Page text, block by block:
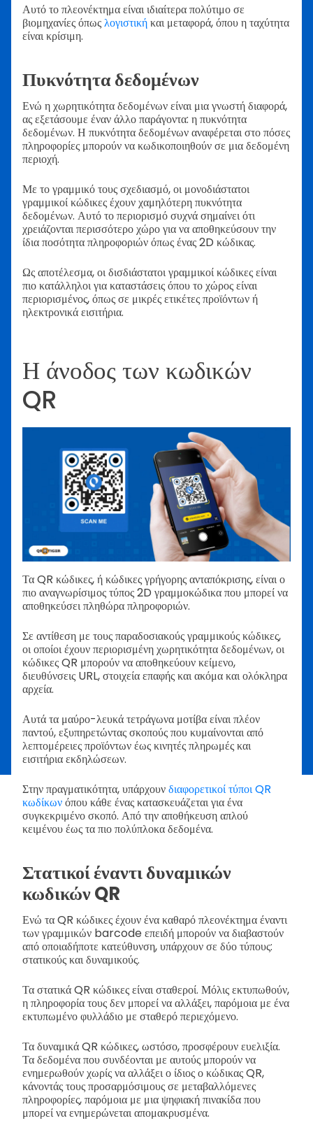
Αυτό το πλεονέκτημα είναι ιδιαίτερα πολύτιμο σε
βιομηχανίες όπωςλογιστικήκαι μεταφορά, όπου η ταχύτητα
είναι κρίσιμη.
Πυκνότητα δεδομένων
Ενώ η χωρητικότητα δεδομένων είναι μια γνωστή διαφορά,
ας εξετάσουμε έναν άλλο παράγοντα: η πυκνότητα
δεδομένων. Η πυκνότητα δεδομένων αναφέρεται στο πόσες
πληροφορίες μπορούν να κωδικοποιηθούν σε μια δεδομένη
περιοχή.
Με το γραμμικό τους σχεδιασμό, οι μονοδιάστατοι
γραμμικοί κώδικες έχουν χαμηλότερη πυκνότητα
δεδομένων. Αυτό το περιορισμό συχνά σημαίνει ότι
χρειάζονται περισσότερο χώρο για να αποθηκεύσουν την
ίδια ποσότητα πληροφοριών όπως ένας 2D κώδικας.
Ως αποτέλεσμα, οι δισδιάστατοι γραμμικοί κώδικες είναι
πιο κατάλληλοι για καταστάσεις όπου το χώρος είναι
περιορισμένος, όπως σε μικρές ετικέτες προϊόντων ή
ηλεκτρονικά εισιτήρια.
Η άνοδος των κωδικών
QR
Τα QR κώδικες, ή κώδικες γρήγορης ανταπόκρισης, είναι ο
πιο αναγνωρίσιμος τύπος 2D γραμμοκώδικα που μπορεί να
αποθηκεύσει πληθώρα πληροφοριών.
Σε αντίθεση με τους παραδοσιακούς γραμμικούς κώδικες,
οι οποίοι έχουν περιορισμένη χωρητικότητα δεδομένων, οι
κώδικες QR μπορούν να αποθηκεύουν κείμενο,
διευθύνσεις URL, στοιχεία επαφής και ακόμα και ολόκληρα
αρχεία.
Αυτά τα μαύρο-λευκά τετράγωνα μοτίβα είναι πλέον
παντού, εξυπηρετώντας σκοπούς που κυμαίνονται από
λεπτομέρειες προϊόντων έως κινητές πληρωμές και
εισιτήρια εκδηλώσεων.
Στην πραγματικότητα, υπάρχουνδιαφορετικοί τύποι QR
κωδίκωνόπου κάθε ένας κατασκευάζεται για ένα
συγκεκριμένο σκοπό. Από την αποθήκευση απλού
κειμένου έως τα πιο πολύπλοκα δεδομένα.
Στατικοί έναντι δυναμικών
κωδικών QR
Ενώ τα QR κώδικες έχουν ένα καθαρό πλεονέκτημα έναντι
των γραμμικών barcode επειδή μπορούν να διαβαστούν
από οποιαδήποτε κατεύθυνση, υπάρχουν σε δύο τύπους:
στατικούς και δυναμικούς.
Τα στατικά QR κώδικες είναι σταθεροί. Μόλις εκτυπωθούν,
η πληροφορία τους δεν μπορεί να αλλάξει, παρόμοια με ένα
εκτυπωμένο φυλλάδιο με σταθερό περιεχόμενο.
Τα δυναμικά QR κώδικες, ωστόσο, προσφέρουν ευελιξία.
Τα δεδομένα που συνδέονται με αυτούς μπορούν να
ενημερωθούν χωρίς να αλλάξει ο ίδιος ο κώδικας QR,
κάνοντάς τους προσαρμόσιμους σε μεταβαλλόμενες
πληροφορίες, παρόμοια με μια ψηφιακή πινακίδα που
μπορεί να ενημερώνεται απομακρυσμένα.